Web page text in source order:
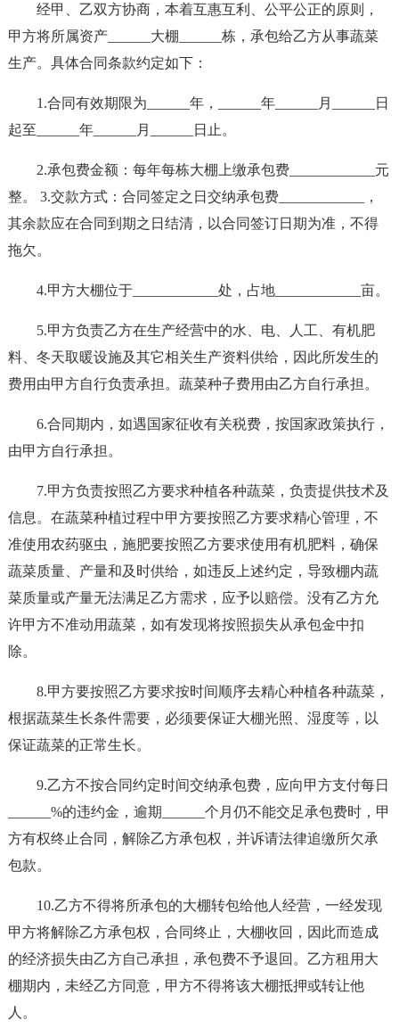
经甲、乙双方协商，本着互惠互利、公平公正的原则，
甲方将所属资产______大棚______栋，承包给乙方从事蔬菜
生产。具体合同条款约定如下：
1.合同有效期限为______年，______年______月______日
起至______年______月______日止。
2.承包费金额：每年每栋大棚上缴承包费____________元
整。 3.交款方式：合同签定之日交纳承包费____________，
其余款应在合同到期之日结清，以合同签订日期为准，不得
拖欠。
4.甲方大棚位于____________处，占地____________亩。
5.甲方负责乙方在生产经营中的水、电、人工、有机肥
料、冬天取暖设施及其它相关生产资料供给，因此所发生的
费用由甲方自行负责承担。蔬菜种子费用由乙方自行承担。
6.合同期内，如遇国家征收有关税费，按国家政策执行，
由甲方自行承担。
7.甲方负责按照乙方要求种植各种蔬菜，负责提供技术及
信息。在蔬菜种植过程中甲方要按照乙方要求精心管理，不
准使用农药驱虫，施肥要按照乙方要求使用有机肥料，确保
蔬菜质量、产量和及时供给，如违反上述约定，导致棚内蔬
菜质量或产量无法满足乙方需求，应予以赔偿。没有乙方允
许甲方不准动用蔬菜，如有发现将按照损失从承包金中扣
除。
8.甲方要按照乙方要求按时间顺序去精心种植各种蔬菜，
根据蔬菜生长条件需要，必须要保证大棚光照、湿度等，以
保证蔬菜的正常生长。
9.乙方不按合同约定时间交纳承包费，应向甲方支付每日
______%的违约金，逾期______个月仍不能交足承包费时，甲
方有权终止合同，解除乙方承包权，并诉请法律追缴所欠承
包款。
10.乙方不得将所承包的大棚转包给他人经营，一经发现
甲方将解除乙方承包权，合同终止，大棚收回，因此而造成
的经济损失由乙方自己承担，承包费不予退回。乙方租用大
棚期内，未经乙方同意，甲方不得将该大棚抵押或转让他
人。